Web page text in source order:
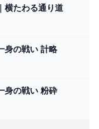
横たわる通り道
身の戦い 計略
身の戦い 粉砕